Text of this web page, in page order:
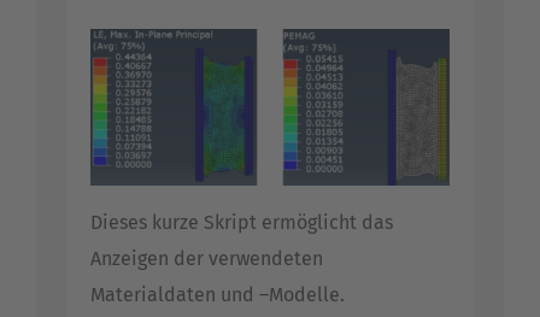
Dieses kurze Skript ermöglicht das
Anzeigen der verwendeten
Materialdaten und –Modelle.